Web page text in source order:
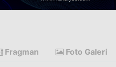
Fragman Foto Galeri